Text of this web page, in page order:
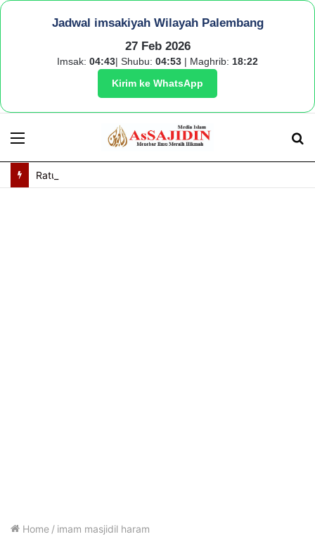
Jadwal imsakiyah Wilayah Palembang
27 Feb 2026
Imsak: 04:43| Shubu: 04:53 | Maghrib: 18:22
Kirim ke WhatsApp
Menu
Home / imam masjidil haram